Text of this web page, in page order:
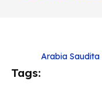
Tags:
Arabia Saudita